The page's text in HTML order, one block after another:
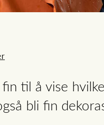
til å vise
bli fin